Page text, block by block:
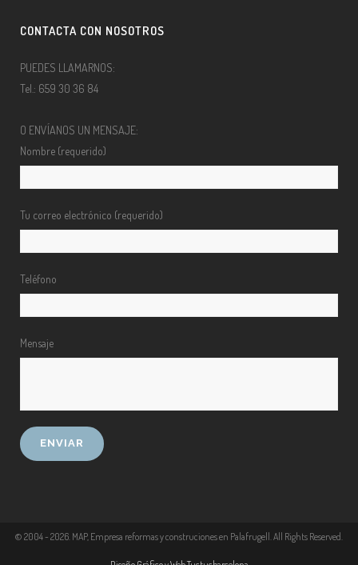
CONTACTA CON NOSOTROS
PUEDES LLAMARNOS:
Tel.: 659 30 36 84
O ENVÍANOS UN MENSAJE:
Nombre (requerido)
Tu correo electrónico (requerido)
Teléfono
Mensaje
© 2004 - 2026 . MAP, Empresa reformas y construciones en Palafrugell. All Rights Reserved.